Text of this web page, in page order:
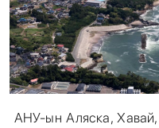
АНУ-ын Аляска,